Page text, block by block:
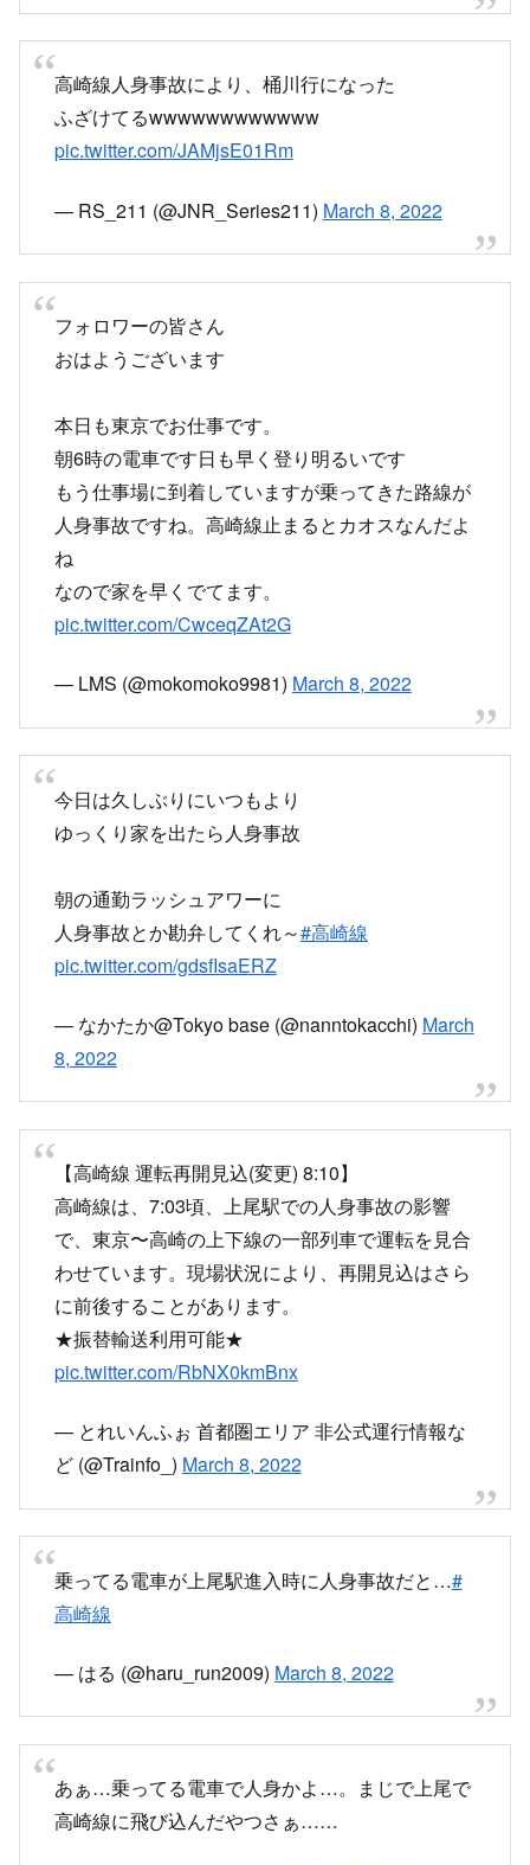
高崎線人身事故により、桶川行になった
ふざけてるwwwwwwwwwwww
pic.twitter.com/JAMjsE01Rm
— RS_211 (@JNR_Series211) March 8, 2022
フォロワーの皆さん
おはようございます
本日も東京でお仕事です。
朝6時の電車です日も早く登り明るいです
もう仕事場に到着していますが乗ってきた路線が
人身事故ですね。高崎線止まるとカオスなんだよ
ね
なので家を早くでてます。
pic.twitter.com/CwceqZAt2G
— LMS (@mokomoko9981) March 8, 2022
今日は久しぶりにいつもより
ゆっくり家を出たら人身事故
朝の通勤ラッシュアワーに
人身事故とか勘弁してくれ～#高崎線
pic.twitter.com/gdsfIsaERZ
— なかたか@Tokyo base (@nanntokacchi) March
8, 2022
【高崎線 運転再開見込(変更) 8:10】
高崎線は、7:03頃、上尾駅での人身事故の影響
で、東京〜高崎の上下線の一部列車で運転を見合
わせています。現場状況により、再開見込はさら
に前後することがあります。
★振替輸送利用可能★
pic.twitter.com/RbNX0kmBnx
— とれいんふぉ 首都圏エリア 非公式運行情報な
ど (@Trainfo_) March 8, 2022
乗ってる電車が上尾駅進入時に人身事故だと…#
高崎線
— はる (@haru_run2009) March 8, 2022
あぁ…乗ってる電車で人身かよ…。まじで上尾で
高崎線に飛び込んだやつさぁ……